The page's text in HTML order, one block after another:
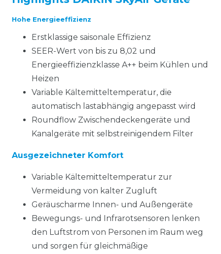
Hohe Energieeffizienz
Erstklassige saisonale Effizienz
SEER-Wert von bis zu 8,02 und
Energieeffizienzklasse A++ beim Kühlen und
Heizen
Variable Kältemitteltemperatur, die
automatisch lastabhängig angepasst wird
Roundflow Zwischendeckengeräte und
Kanalgeräte mit selbstreinigendem Filter
Ausgezeichneter Komfort
Variable Kältemitteltemperatur zur
Vermeidung von kalter Zugluft
Geräuscharme Innen- und Außengeräte
Bewegungs- und Infrarotsensoren lenken
den Luftstrom von Personen im Raum weg
und sorgen für gleichmäßige